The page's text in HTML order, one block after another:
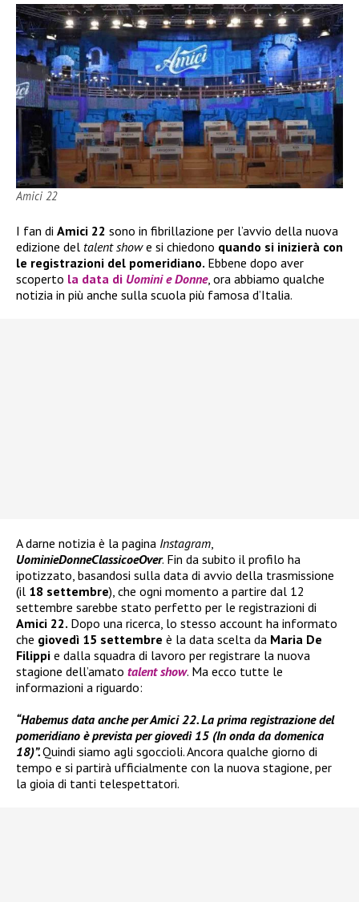
Amici 22
I fan di Amici 22 sono in fibrillazione per l’avvio della nuova
edizione del talent showe si chiedono quando si inizierà con
le registrazioni del pomeridiano. Ebbene dopo aver
scoperto la data di Uomini e Donne, ora abbiamo qualche
notizia in più anche sulla scuola più famosa d’Italia.
A darne notizia è la pagina Instagram
UominieDonneClassicoeOver. Fin da subito il profilo ha
ipotizzato, basandosi sulla data di avvio della trasmissione
(il 18 settembre), che ogni momento a partire dal 12
settembre sarebbe stato perfetto per le registrazioni di
Amici 22. Dopo una ricerca, lo stesso account ha informato
che giovedì 15 settembre è la data scelta da Maria De
Filippi e dalla squadra di lavoro per registrare la nuova
stagione dell’amato talent show. Ma ecco tutte le
informazioni a riguardo:
“Habemus data anche per Amici 22. La prima registrazione del
pomeridiano è prevista per giovedì 15 (In onda da domenica
18)”.Quindi siamo agli sgoccioli. Ancora qualche giorno di
tempo e si partirà ufficialmente con la nuova stagione, per
la gioia di tanti telespettatori.